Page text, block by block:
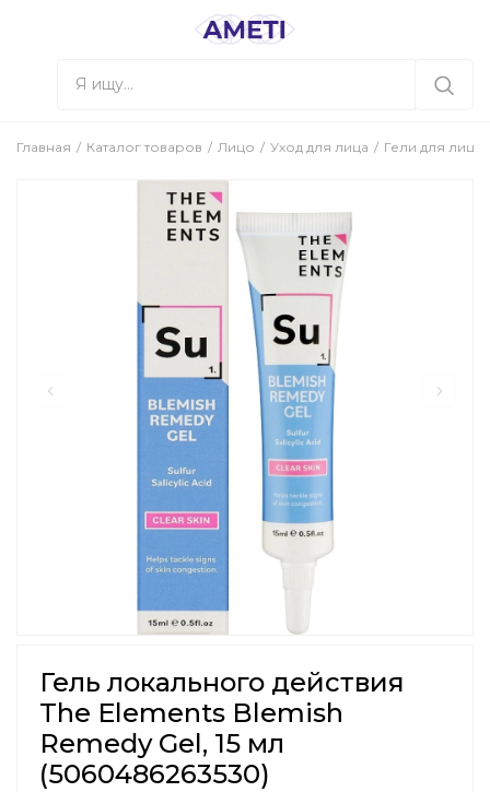
Главная Каталог товаров Лицо Уход для лица Гели для лица
Гель локального действия
The Elements Blemish
Remedy Gel, 15 мл
(5060486263530)